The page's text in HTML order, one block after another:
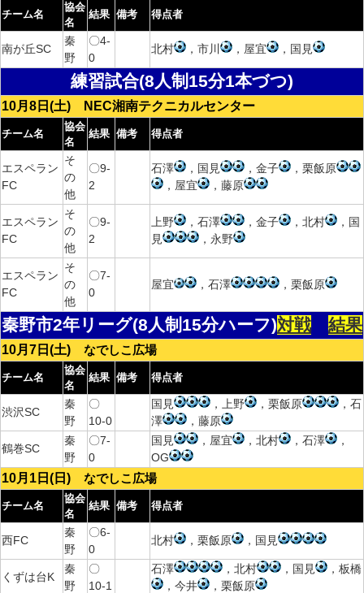
チーム名
協会
名
結果 備考 得点者
南が丘SC
秦
野
〇4-
0
北村 ，市川 ，屋宜 ，国見
練習試合(8人制15分1本づつ)
10月8日(土) NEC湘南テクニカルセンター
チーム名
協会
名
結果 備考 得点者
エスペラン
FC
そ
の
他
〇9-
2
石澤 ，国見 ，金子
，栗飯原
，屋宜
，藤原
エスペラン
FC
そ
の
他
〇9-
2
上野 ，石澤 ，金子 ，北村
，国
見
，永野
エスペラン
FC
そ
の
他
〇7-
0
屋宜 ，石澤 ，栗飯原
秦野市2年リーグ(8人制15分ハーフ)対戦 結果
10月7日(土) なでしこ広場
チーム名
協会
名
結果 備考 得点者
渋沢SC
秦
野
〇
10-0
国見 ，上野 ，栗飯原
，石
澤
，藤原
鶴巻SC
秦
野
〇7-
0
国見 ，屋宜 ，北村 ，石澤
，
OG
10月1日(日) なでしこ広場
チーム名
協会
名
結果 備考 得点者
西FC
秦
野
〇6-
0
北村 ，栗飯原 ，国見
くずは台K
秦
野
〇
10-1
石澤 ，北村 ，国見
，板橋
，今井
，栗飯原